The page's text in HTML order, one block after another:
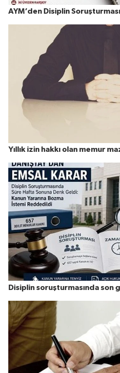
AYM’den Disiplin
Yıllık izin hakkı olan memur
Disiplin soruşturmasında son